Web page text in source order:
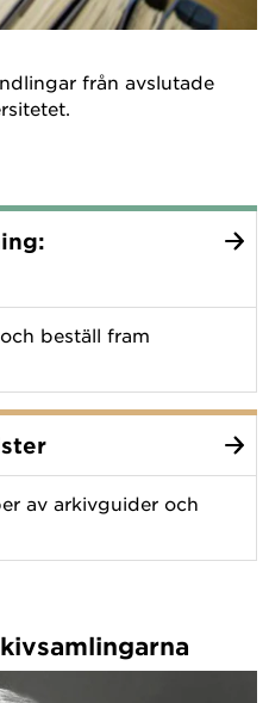
från avslutade
beställ fram
av arkivguider och